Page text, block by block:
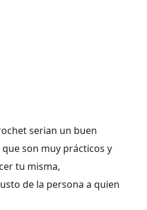
serian un buen
son muy prácticos y
tu misma,
de la persona a quien